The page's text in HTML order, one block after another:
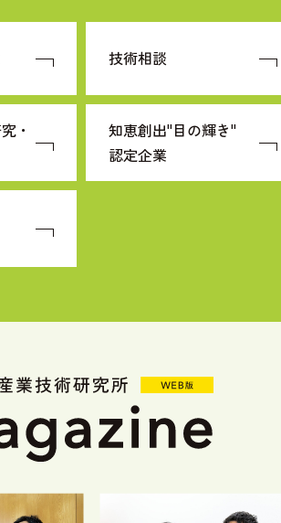
技術相談
・
知恵創出"目の輝き"
認定企業